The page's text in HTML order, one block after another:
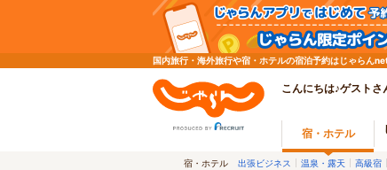
国内旅行・海外旅行や宿・ホテルの宿泊予約はじゃらん
こんにちは♪ゲストさ
宿・ホテル
宿・ホテル 出張ビジネス 温泉・露天 高級宿